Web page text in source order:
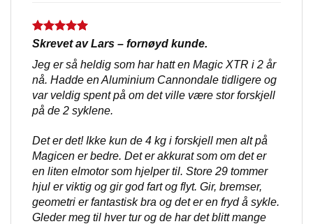
Skrevet av Lars – fornøyd kunde.
Jeg er så heldig som har hatt en Magic XTR i 2 år
nå. Hadde en Aluminium Cannondale tidligere og
var veldig spent på om det ville være stor forskjell
på de 2 syklene.
Det er det! Ikke kun de 4 kg i forskjell men alt på
Magicen er bedre. Det er akkurat som om det er
en liten elmotor som hjelper til. Store 29 tommer
hjul er viktig og gir god fart og flyt. Gir, bremser,
geometri er fantastisk bra og det er en fryd å sykle.
Gleder meg til hver tur og de har det blitt mange